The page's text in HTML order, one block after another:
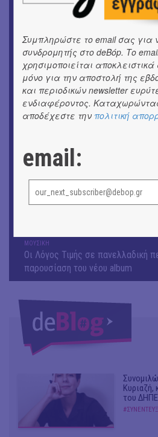
Ομαδική έκθεση | Προσωρινά για
ΕΙΚΑΣΤΙΚΑ
Αργύρης Ραλλιάς | Λιτανεία
ΕΙΚΑΣΤΙΚΑ
Θανάσης Λάλας-Κώστας Τσόκλης
εικόνες και λέξεις
ΜΟΥΣΙΚΗ
9o Φεστιβάλ Στρογγύλη στη
ΘΕΑΤΡΟ / ΧΟΡΟΣ
ΜΟΥΣΙΚΗ
Οι Λόγος Τιμής σε πανελλαδική
παρουσίαση του νέου album
Κυριαζή,
του
Συμπληρώστε το email σας για
συνδρομητής στο deBόp. Το
χρησιμοποιείται
μόνο για την αποστολή της
και περιοδικών newsletter
ενδιαφέροντος.
αποδέχεστε την πολιτική
email: